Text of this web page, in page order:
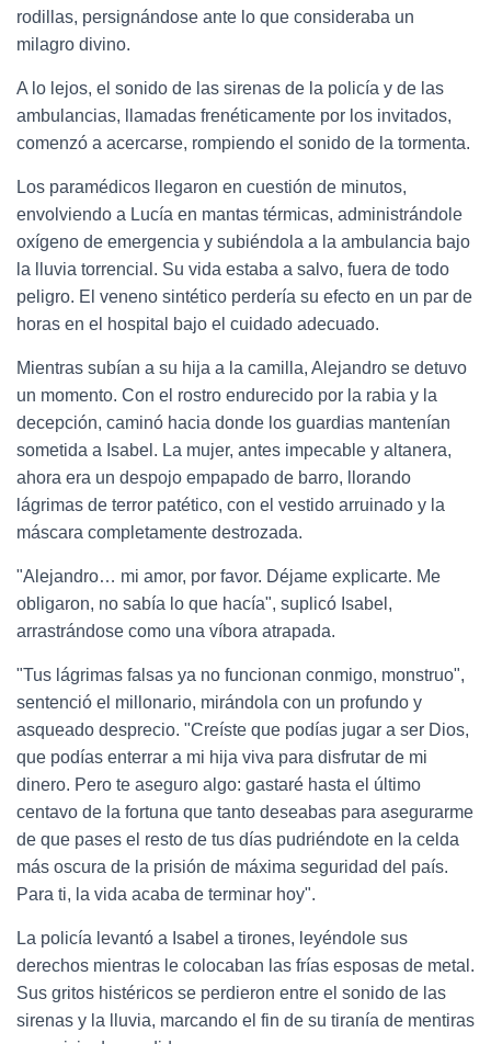
rodillas, persignándose ante lo que consideraba un
milagro divino.
A lo lejos, el sonido de las sirenas de la policía y de las
ambulancias, llamadas frenéticamente por los invitados,
comenzó a acercarse, rompiendo el sonido de la tormenta.
Los paramédicos llegaron en cuestión de minutos,
envolviendo a Lucía en mantas térmicas, administrándole
oxígeno de emergencia y subiéndola a la ambulancia bajo
la lluvia torrencial. Su vida estaba a salvo, fuera de todo
peligro. El veneno sintético perdería su efecto en un par de
horas en el hospital bajo el cuidado adecuado.
Mientras subían a su hija a la camilla, Alejandro se detuvo
un momento. Con el rostro endurecido por la rabia y la
decepción, caminó hacia donde los guardias mantenían
sometida a Isabel. La mujer, antes impecable y altanera,
ahora era un despojo empapado de barro, llorando
lágrimas de terror patético, con el vestido arruinado y la
máscara completamente destrozada.
"Alejandro… mi amor, por favor. Déjame explicarte. Me
obligaron, no sabía lo que hacía", suplicó Isabel,
arrastrándose como una víbora atrapada.
"Tus lágrimas falsas ya no funcionan conmigo, monstruo",
sentenció el millonario, mirándola con un profundo y
asqueado desprecio. "Creíste que podías jugar a ser Dios,
que podías enterrar a mi hija viva para disfrutar de mi
dinero. Pero te aseguro algo: gastaré hasta el último
centavo de la fortuna que tanto deseabas para asegurarme
de que pases el resto de tus días pudriéndote en la celda
más oscura de la prisión de máxima seguridad del país.
Para ti, la vida acaba de terminar hoy".
La policía levantó a Isabel a tirones, leyéndole sus
derechos mientras le colocaban las frías esposas de metal.
Sus gritos histéricos se perdieron entre el sonido de las
sirenas y la lluvia, marcando el fin de su tiranía de mentiras